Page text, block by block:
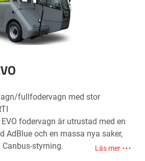
till hjulen, med automatisk
kan överföra en hastighet på
(High Speed).
fullfodervagn med stor
fodervagn är utrustad med en
AdBlue och en massa nya saker,
styrning.
Läs mer